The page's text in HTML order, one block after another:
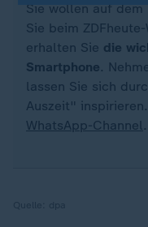
Sie wollen auf dem
Sie beim
erhalten Sie die
Smartphone.
lassen Sie sich
Auszeit" inspirieren.
WhatsApp-Channel.